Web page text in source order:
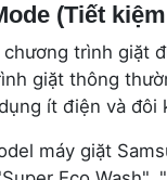
(Tiết
chương trình giặt
giặt thông
ít điện và đôi
máy giặt